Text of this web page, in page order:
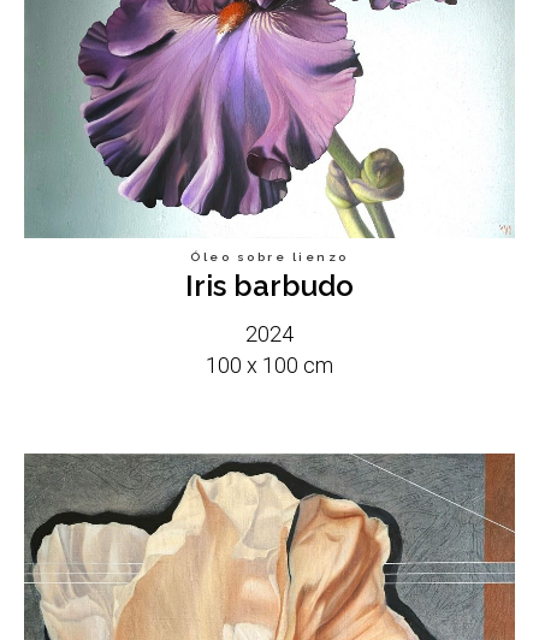
Óleo sobre lienzo
Iris barbudo
2024
100 x 100 cm